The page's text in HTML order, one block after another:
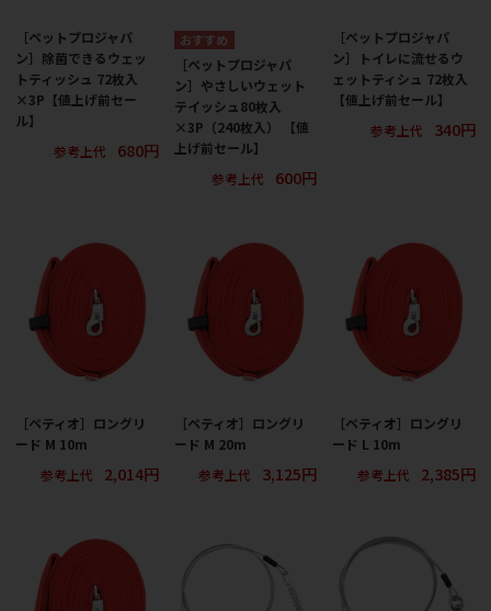
［ペットプロジャパ
ン］除菌できるウェッ
トティッシュ 72枚入
×3P【値上げ前セー
ル】
参考上代
680円
［ペットプロジャパ
ン］やさしいウェット
テイッシュ80枚入
×3P（240枚入） 【値
上げ前セール】
参考上代
600円
［ペットプロジャパ
ン］トイレに流せるウ
ェットティシュ 72枚入
【値上げ前セール】
参考上代
340円
［ペティオ］ロングリ
ード M 10m
参考上代
2,014円
［ペティオ］ロングリ
ード M 20m
参考上代
3,125円
［ペティオ］ロングリ
ード L 10m
参考上代
2,385円